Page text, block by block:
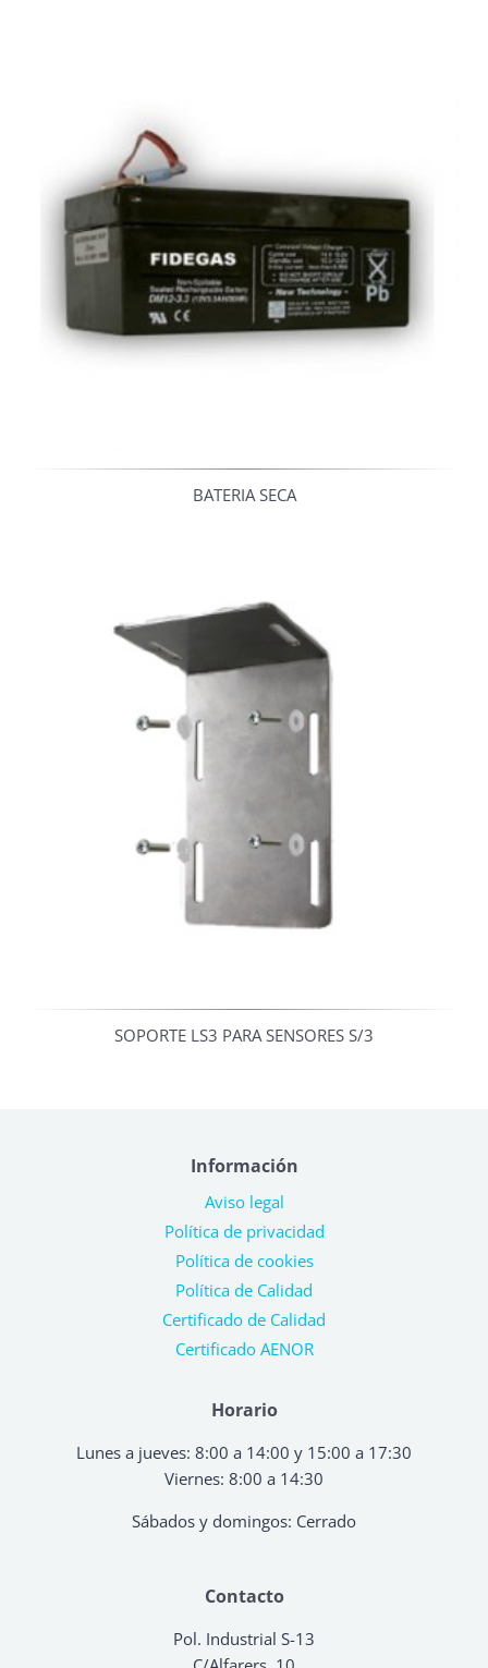
BATERIA SECA
SOPORTE LS3 PARA SENSORES S/3
Contacto
Pol. Industrial S-13
Horario
Lunes a jueves: 8:00 a 14:00 y 15:00 a 17:30
Viernes: 8:00 a 14:30
Sábados y domingos: Cerrado
Información
Aviso legal
Política de privacidad
Política de cookies
Política de Calidad
Certificado de Calidad
Certificado AENOR